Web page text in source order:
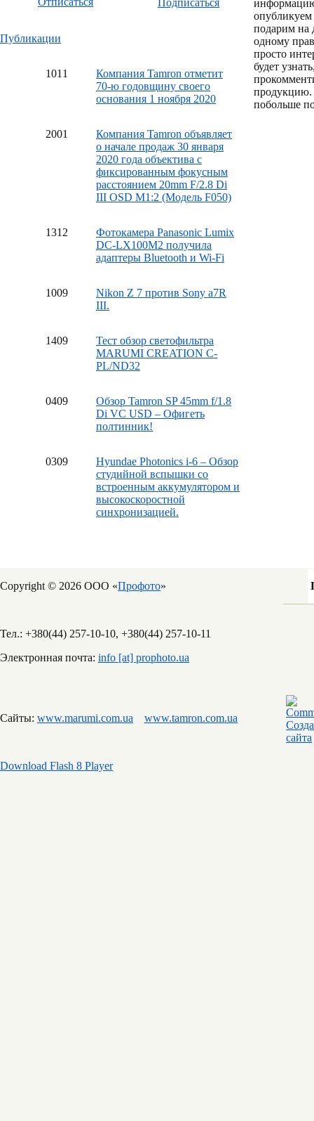
Подписаться
Публикации
1011
Компания Tamron отметит
70-ю годовщину своего
основания 1 ноября 2020
2001
Компания Tamron объявляет
о начале продаж 30 января
2020 года объектива с
фиксированным фокусным
расстоянием 20mm F/2.8 Di
III OSD M1:2 (Модель F050)
1312
Фотокамера Panasonic Lumix
DC-LX100M2 получила
адаптеры Bluetooth и Wi-Fi
1009
Nikon Z 7 против Sony a7R
III.
1409
Тест обзор светофильтра
MARUMI CREATION C-
PL/ND32
0409
Обзор Tamron SP 45mm f/1.8
Di VC USD – Офигеть
полтинник!
0309
Hyundae Photonics i-6 – Обзор
студийной вспышки со
встроенным аккумулятором и
высокоскоростной
синхронизацией.
опубликуем
подарим на
одному
просто
будет
продукцию.
побольше
Copyright © 2026 ООО «Профото»
Тел.: +380(44) 257-10-10, +380(44) 257-10-11
Электронная почта: info [at] prophoto.ua
Сайты: www.marumi.com.ua www.tamron.com.ua
Download Flash 8 Player